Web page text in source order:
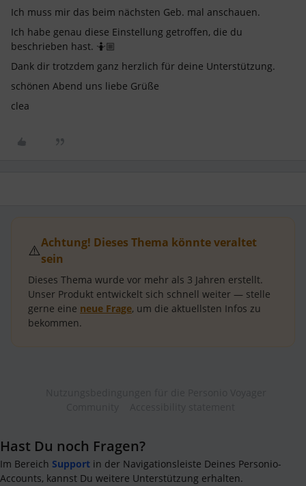
Ich muss mir das beim nächsten Geb. mal anschauen.
Ich habe genau diese Einstellung getroffen, die du
beschrieben hast. 🤷🏼
Dank dir trotzdem ganz herzlich für deine Unterstützung.
schönen Abend uns liebe Grüße
clea
⚠️Achtung! Dieses Thema könnte veraltet
sein
Dieses Thema wurde vor mehr als 3 Jahren erstellt.
Unser Produkt entwickelt sich schnell weiter — stelle
gerne eine neue Frage, um die aktuellsten Infos zu
bekommen.
Hast Du noch Fragen?
Im Bereich Support in der Navigationsleiste Deines Personio-
Accounts, kannst Du weitere Unterstützung erhalten.